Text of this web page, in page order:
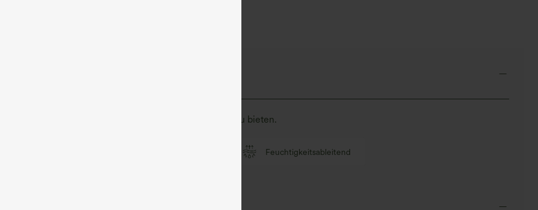
Stoff, der schnell trocknet, um zusätzlichen Komfort zu bieten.
Feuchtigkeitsableitend